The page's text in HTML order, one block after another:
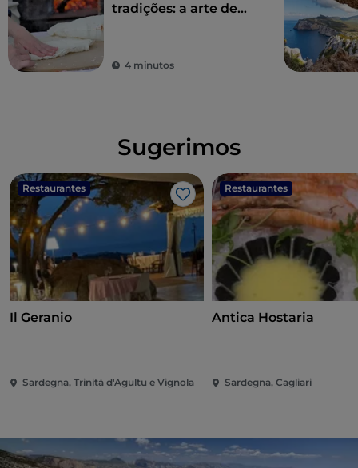
tradições: a arte de
4 minutos
Sugerimos
Restaurantes
Gosto
Il Geranio
Sardegna, Trinità d'Agultu e Vignola
Restaurantes
Antica Hostaria
Sardegna, Cagliari